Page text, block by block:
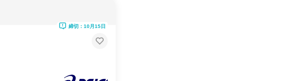
締切：10月15日